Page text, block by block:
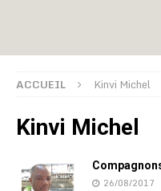
ACCUEIL Kinvi Michel
Kinvi Michel
26/08/2017